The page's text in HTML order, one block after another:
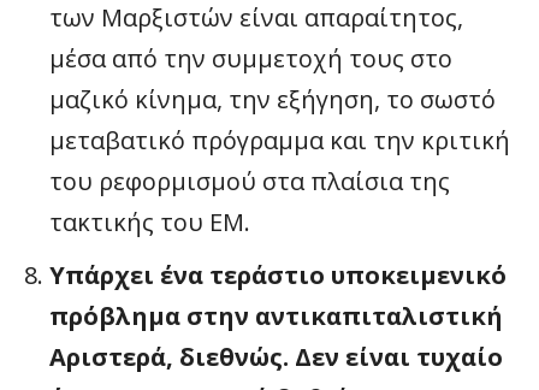
των Μαρξιστών είναι απαραίτητος,
μέσα από την συμμετοχή τους στο
μαζικό κίνημα, την εξήγηση, το σωστό
μεταβατικό πρόγραμμα και την κριτική
του ρεφορμισμού στα πλαίσια της
τακτικής του ΕΜ.
Υπάρχει ένα τεράστιο υποκειμενικό
πρόβλημα στην αντικαπιταλιστική
Αριστερά, διεθνώς. Δεν είναι τυχαίο